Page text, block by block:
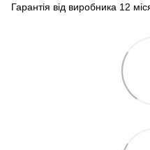
Гарантія від виробника 12